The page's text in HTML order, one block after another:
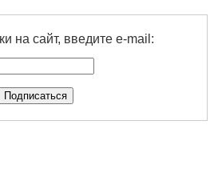
на сайт, введите e-mail: